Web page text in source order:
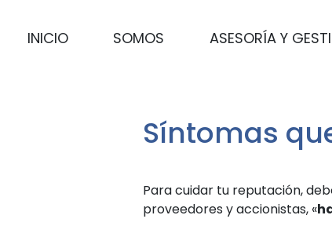
INICIO SOMOS ASESORÍA Y
Síntomas
Para cuidar tu reputación,
proveedores y accionistas, «